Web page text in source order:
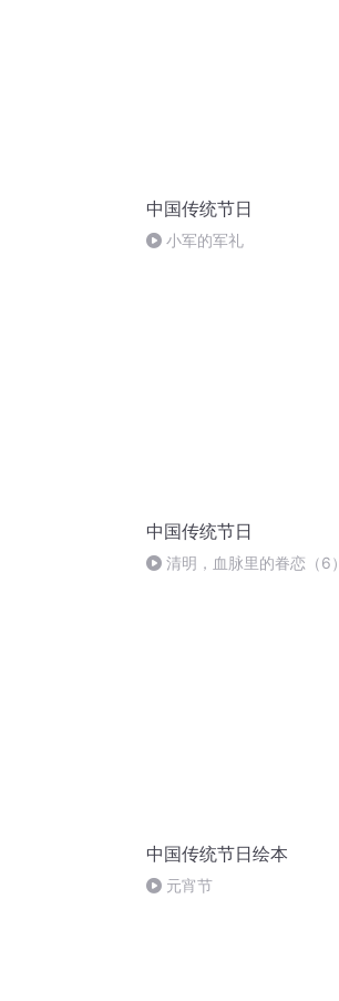
中国传统节日
小军的军礼
中国传统节日
清明，血脉里的眷恋（6）
中国传统节日绘本
元宵节